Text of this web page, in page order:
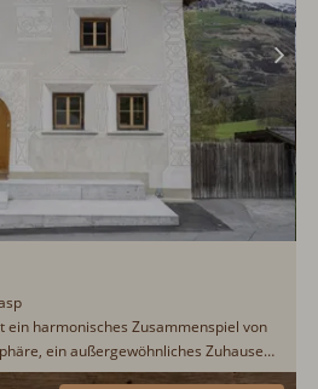
ein harmonisches Zusammenspiel von
ein außergewöhnliches Zuhause